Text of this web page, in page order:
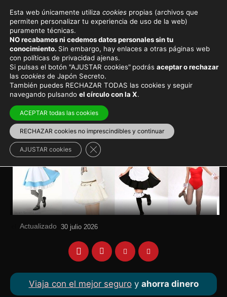
Cultura y sociedad
Los cuatro colores de Japón
y sus semáforos azules
Los colores azul y verde no son fácilmente
distinguibles por los japoneses
Sociedad japonesa
Actualizado 30 julio 2026
Viaja con el mejor seguroy ahorra dinero
Esta web únicamente utiliza cookies propias (archivos que
permiten personalizar tu experiencia de uso de la web)
puramente técnicas.
NO recabamos ni cedemos datos personales sin tu
conocimiento. Sin embargo, hay enlaces a otras páginas web
con políticas de privacidad ajenas.
Si pulsas el botón "AJUSTAR cookies" podrás aceptar o rechazar
las cookies de Japón Secreto.
También puedes RECHAZAR TODAS las cookies y seguir
navegando pulsando el círculo con la X.
ACEPTAR todas las cookies
RECHAZAR cookies no imprescindibles y continuar
AJUSTAR cookies Cerrar el banner de cookies RGPD